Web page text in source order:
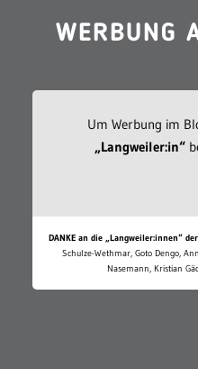
WERBUNG
Um Werbung im
„Langweiler:in“
DANKE an die „Langweiler:innen“
Schulze-Wethmar, Goto Dengo,
Nasemann, Kristian